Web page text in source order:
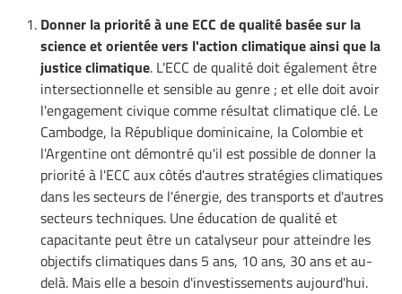
Donner la priorité à une ECC de qualité basée sur la
science et orientée vers l'action climatique ainsi que la
justice climatique. L'ECC de qualité doit également être
intersectionnelle et sensible au genre ; et elle doit avoir
l'engagement civique comme résultat climatique clé. Le
Cambodge, la République dominicaine, la Colombie et
l'Argentine ont démontré qu'il est possible de donner la
priorité à l'ECC aux côtés d'autres stratégies climatiques
dans les secteurs de l'énergie, des transports et d'autres
secteurs techniques. Une éducation de qualité et
capacitante peut être un catalyseur pour atteindre les
objectifs climatiques dans 5 ans, 10 ans, 30 ans et au-
delà. Mais elle a besoin d'investissements aujourd'hui.